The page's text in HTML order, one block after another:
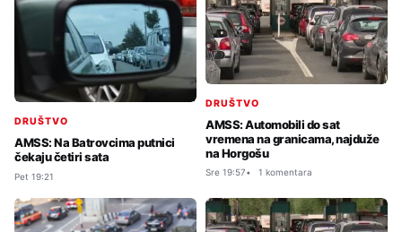
DRUŠTVO
AMSS: Na Batrovcima putnici
čekaju četiri sata
Pet 19:21
DRUŠTVO
AMSS: Automobili do sat
vremena na granicama, najduže
na Horgošu
Sre 19:57 1 komentara